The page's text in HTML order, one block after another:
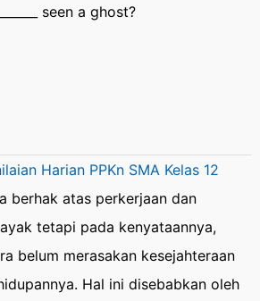
seen a ghost?
Harian PPKn SMA Kelas 12
berhak atas perkerjaan dan
tetapi pada kenyataannya,
belum merasakan kesejahteraan
Hal ini disebabkan oleh